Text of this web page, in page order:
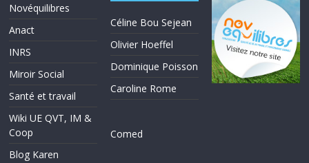
Novéquilibres
Anact
INRS
Miroir Social
Santé et travail
Wiki UE QVT, IM &
Coop
Blog Karen
Céline Bou Sejean
Olivier Hoeffel
Dominique Poisson
Caroline Rome
Comed